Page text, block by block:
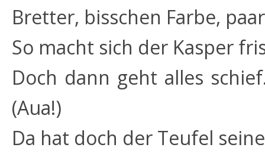
Bretter, bisschen Farbe,
So macht sich der Kasper
Doch dann geht alles
(Aua!)
Da hat doch der Teufel